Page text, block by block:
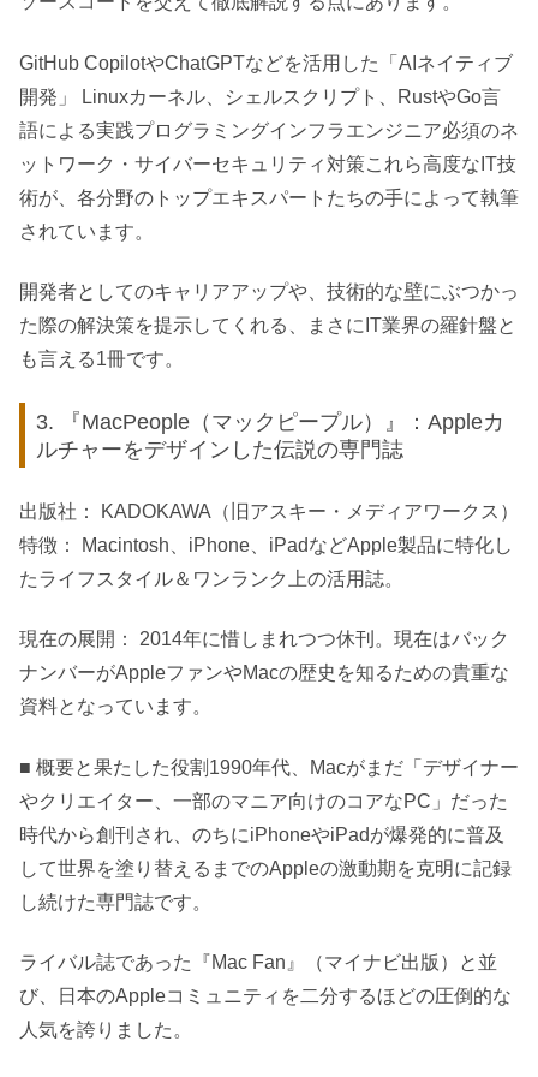
GitHub CopilotやChatGPTなどを活用した「AIネイティブ
開発」 Linuxカーネル、シェルスクリプト、RustやGo言
語による実践プログラミングインフラエンジニア必須のネ
ットワーク・サイバーセキュリティ対策これら高度なIT技
術が、各分野のトップエキスパートたちの手によって執筆
されています。
開発者としてのキャリアアップや、技術的な壁にぶつかっ
た際の解決策を提示してくれる、まさにIT業界の羅針盤と
も言える1冊です。
3. 『MacPeople（マックピープル）』：Appleカ
ルチャーをデザインした伝説の専門誌
出版社： KADOKAWA（旧アスキー・メディアワークス）
特徴： Macintosh、iPhone、iPadなどApple製品に特化し
たライフスタイル＆ワンランク上の活用誌。
現在の展開： 2014年に惜しまれつつ休刊。現在はバック
ナンバーがAppleファンやMacの歴史を知るための貴重な
資料となっています。
■ 概要と果たした役割1990年代、Macがまだ「デザイナー
やクリエイター、一部のマニア向けのコアなPC」だった
時代から創刊され、のちにiPhoneやiPadが爆発的に普及
して世界を塗り替えるまでのAppleの激動期を克明に記録
し続けた専門誌です。
ライバル誌であった『Mac Fan』（マイナビ出版）と並
び、日本のAppleコミュニティを二分するほどの圧倒的な
人気を誇りました。